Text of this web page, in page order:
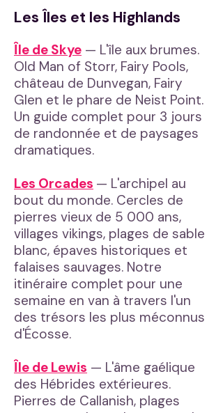
Les Îles et les Highlands
Île de Skye — L'île aux brumes.
Old Man of Storr, Fairy Pools,
château de Dunvegan, Fairy
Glen et le phare de Neist Point.
Un guide complet pour 3 jours
de randonnée et de paysages
dramatiques.
Les Orcades — L'archipel au
bout du monde. Cercles de
pierres vieux de 5 000 ans,
villages vikings, plages de sable
blanc, épaves historiques et
falaises sauvages. Notre
itinéraire complet pour une
semaine en van à travers l'un
des trésors les plus méconnus
d'Écosse.
Île de Lewis — L'âme gaélique
des Hébrides extérieures.
Pierres de Callanish, plages